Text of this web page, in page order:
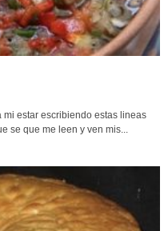
estar escribiendo estas lineas
se que me leen y ven mis...